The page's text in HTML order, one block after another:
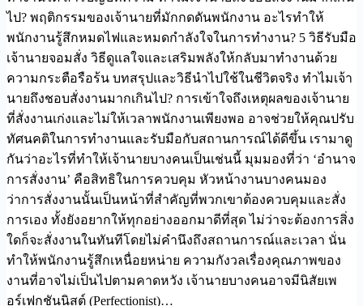
ไป? พฤติกรรมของเจ้านายที่มักกดดันพนักงาน อะไรทำให้
พนักงานรู้สึกหมดไฟและหมดกำลังใจในการทำงาน? 5 วิธีรับมือ
เจ้านายจอมสั่ง วิธีดูแลใจและเสริมพลังให้กลับมาทำงานด้วย
ความกระตือรือร้น บทสรุปและวิธีนำไปใช้ในชีวิตจริง ทำไมเจ้า
นายถึงชอบสั่งงานมากเกินไป? การเข้าใจถึงเหตุผลของเจ้านาย
ที่สั่งงานเก่งและไม่ให้เวลาพนักงานเพียงพอ อาจช่วยให้คุณปรับ
ทัศนคติในการทำงานและรับมือกับสถานการณ์ได้ดีขึ้น เรามาดู
กันว่าอะไรที่ทำให้เจ้านายบางคนเป็นเช่นนี้ มุมมองที่ว่า ‘อำนาจ
การสั่งงาน’ คือสิทธิในการควบคุม หัวหน้างานบางคนมอง
ว่าการสั่งงานนั้นเป็นหน้าที่สำคัญที่พวกเขาต้องควบคุมและสั่ง
การเอง ทั้งยังอยากให้ทุกอย่างออกมาดีที่สุด ไม่ว่าจะต้องการสิ่ง
ใดก็จะสั่งงานในทันทีโดยไม่คำนึงถึงสถานการณ์และเวลา นั่น
ทำให้พนักงานรู้สึกเหนื่อยหน่าย ความกังวลเรื่องคุณภาพของ
งานที่อาจไม่เป็นไปตามคาดหวัง เจ้านายบางคนอาจมีนิสัยเพ
อร์เฟกชันนิสต์ (Perfectionist)…